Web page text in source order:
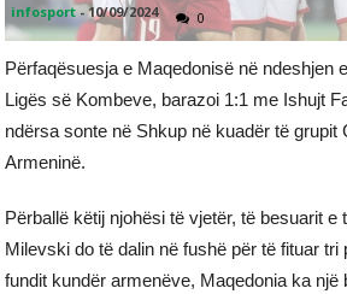
infosport -10/09/2024 0
Përfaqësuesja e Maqedonisë në ndeshjen
Ligës së Kombeve, barazoi 1:1 me Ishujt
ndërsa sonte në Shkup në kuadër të grupit
Armeninë.
Përballë këtij njohësi të vjetër, të besuarit e
Milevski do të dalin në fushë për të fituar
fundit kundër armenëve, Maqedonia ka një